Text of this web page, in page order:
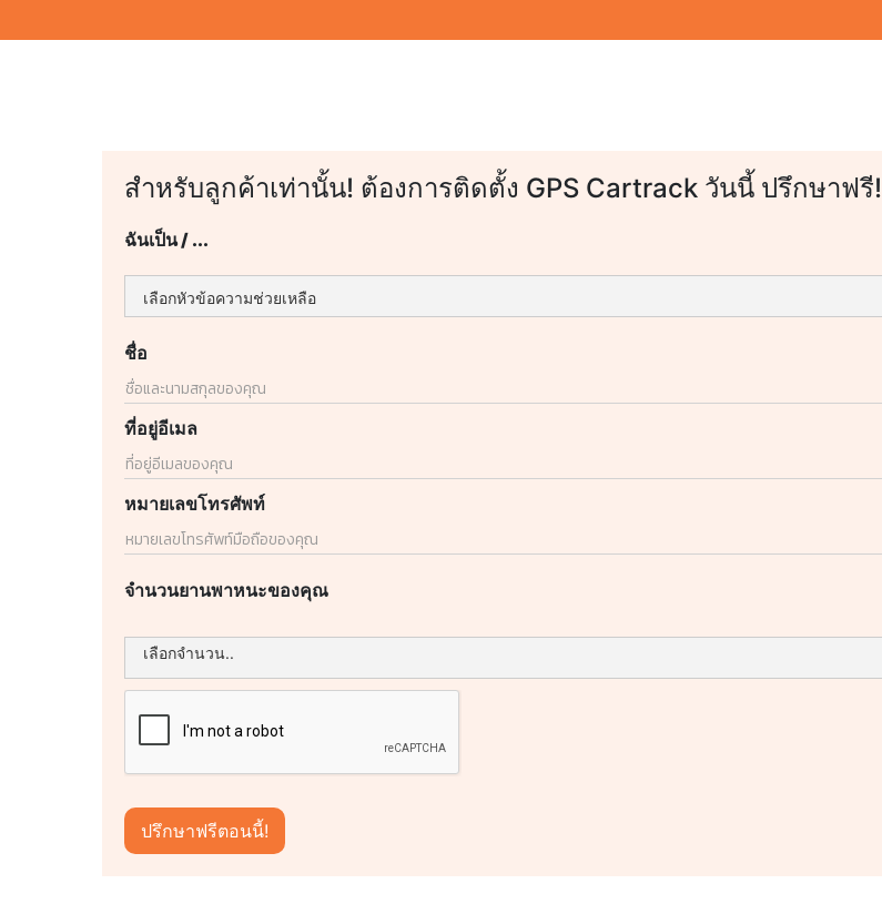
สำหรับลูกค้าเท่านั้น! ต้องการติดตั้ง GPS Cartrack วันนี้ ปรึกษาฟรี!
ฉันเป็น / ...
ชื่อ
ที่อยู่อีเมล
หมายเลขโทรศัพท์
จำนวนยานพาหนะของคุณ